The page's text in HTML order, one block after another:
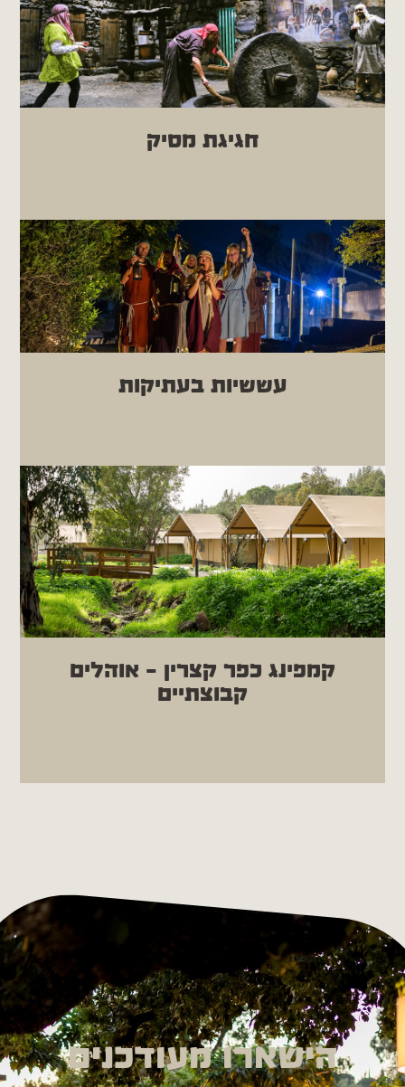
מרגשת ובלתי נשכחת, המשלבת את דריכת
הענבים בגת, טחינת חיטה בריחיים עתיקות, אפיית
לאפות חמות עם שמן זית וזעתר על הטאבון וסיור
מודרך בכפר.
| יולי - אוגוסט | ב' - ה' | 12:00
חגיגת מסיק
בואו לחוות את החיבור האמיתי לאדמה, לטבע
ולמסורת העתיקה של חבל הגולן בחגיגת מסיק
ייחודית ומרגשת. הסיור מזמין אתכם לגלות את
סודות שמן הזית של הכפר
עששיות בעתיקות
כשהשמש שוקעת מעל הרי הגולן, פארק קצרין
עוטה מעטפת קסומה ומסתורית. הצטרפו אלינו
לחוויה לילית יוצאת דופן לכל המשפחה: סיור
עששיות חווייתי בין בתי הבזלת, הסמטאות
החשוכות ובית הכנסת העתיק. לילה של סיפורים,
אורות וצללים במסע מרגש אל העבר.
קמפינג כפר קצרין – אוהלים
קבוצתיים
מחפשים לינת שטח אבל בתנאים קצת יותר טובים
הישארו מעודכנים